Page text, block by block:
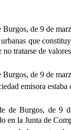
de 9 de
que
tratarse de
de 9 de
emisora
de Burgos, de 9
en la Junta de